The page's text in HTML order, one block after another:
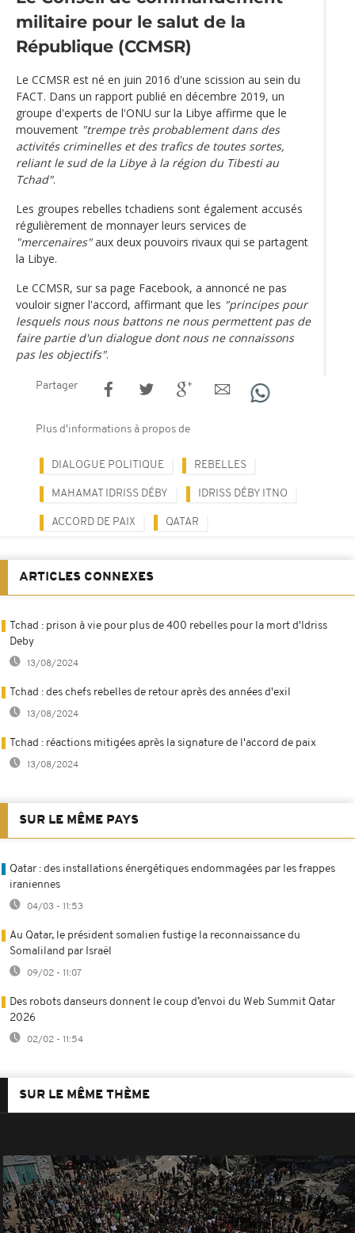
militaire pour le salut de la
République (CCMSR)
Le CCMSR est né en juin 2016 d'une scission au sein du
FACT. Dans un rapport publié en décembre 2019, un
groupe d'experts de l'ONU sur la Libye affirme que le
mouvement "trempe très probablement dans des
activités criminelles et des trafics de toutes sortes,
reliant le sud de la Libye à la région du Tibesti au
Tchad".
Les groupes rebelles tchadiens sont également accusés
régulièrement de monnayer leurs services de
"mercenaires"aux deux pouvoirs rivaux qui se partagent
la Libye.
Le CCMSR, sur sa page Facebook, a annoncé ne pas
vouloir signer l'accord, affirmant que les "principes pour
lesquels nous nous battons ne nous permettent pas de
faire partie d'un dialogue dont nous ne connaissons
pas les objectifs".
Partager
Plus d'informations à propos de
DIALOGUE POLITIQUE REBELLES
MAHAMAT IDRISS DÉBY IDRISS DÉBY ITNO
ACCORD DE PAIX QATAR
ARTICLES CONNEXES
Tchad : prison à vie pour plus de 400 rebelles pour la mort d'Idriss
Deby
13/08/2024
Tchad : des chefs rebelles de retour après des années d'exil
13/08/2024
Tchad : réactions mitigées après la signature de l'accord de paix
13/08/2024
SUR LE MÊME PAYS
Qatar : des installations énergétiques endommagées par les frappes
iraniennes
04/03 - 11:53
Au Qatar, le président somalien fustige la reconnaissance du
Somaliland par Israël
09/02 - 11:07
Des robots danseurs donnent le coup d’envoi du Web Summit Qatar
2026
02/02 - 11:54
SUR LE MÊME THÈME